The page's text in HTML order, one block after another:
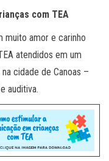
com TEA
muito amor e carinho
atendidos em um
cidade de Canoas –
auditiva.